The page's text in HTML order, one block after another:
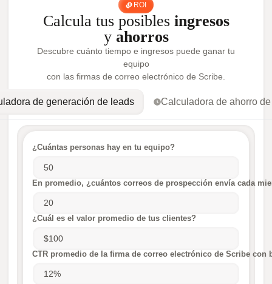
ROI
Calcula tus posibles ingresos
y ahorros
Descubre cuánto tiempo e ingresos puede ganar tu
equipo
con las firmas de correo electrónico de Scribe.
de generación de leads Calculadora de ahorro
¿Cuántas personas hay en tu equipo?
En promedio, ¿cuántos correos de prospección envía cada
¿Cuál es el valor promedio de tus clientes?
CTR promedio de la firma de correo electrónico de Scribe con